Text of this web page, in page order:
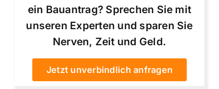
ein Bauantrag? Sprechen Sie mit
unseren Experten und sparen Sie
Nerven, Zeit und Geld.
Jetzt unverbindlich anfragen